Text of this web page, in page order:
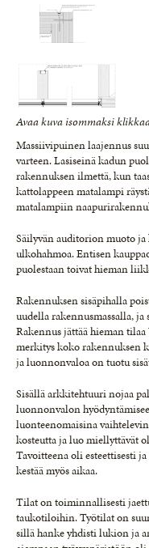
Avaa kuva isommaksi
Massiivipuinen laajennus
varteen. Lasiseinä kadun
rakennuksen ilmettä, kun
kattolappeen matalampi
matalampiin
Säilyvän auditorion muoto
ulkohahmoa. Entisen
puolestaan toivat hieman
Rakennuksen sisäpihalla
uudella rakennusmassalla,
Rakennus jättää hieman
merkitys koko rakennuksen
ja luonnonvaloa on tuotu
Sisällä arkkitehtuuri nojaa
luonnonvalon
luonteenomaisina
kosteutta ja luo miellyttävät
Tavoitteena oli esteettisesti
kestää myös aikaa.
Tilat on toiminnallisesti
taukotiloihin. Työtilat on
sillä hanke yhdisti lukion ja